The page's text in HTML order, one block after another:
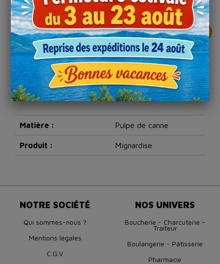
0 products, total (HT) : --
 AJOUTER AU PANIER
Détails du produit
Référence ARCS00016460
Matière : Pulpe de canne
Produit : Mignardise
NOTRE SOCIÉTÉ
Qui sommes-nous ?
Mentions légales
C.G.V
NOS UNIVERS
Boucherie - Charcuterie -
Traiteur
Boulangerie - Pâtisserie
Pharmacie